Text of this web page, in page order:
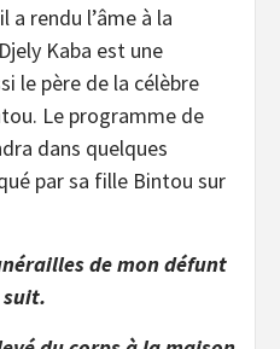
a rendu l’âme à la
Kaba est une
le père de la célèbre
Le programme de
dans quelques
par sa fille Bintou sur
de mon défunt
suit.